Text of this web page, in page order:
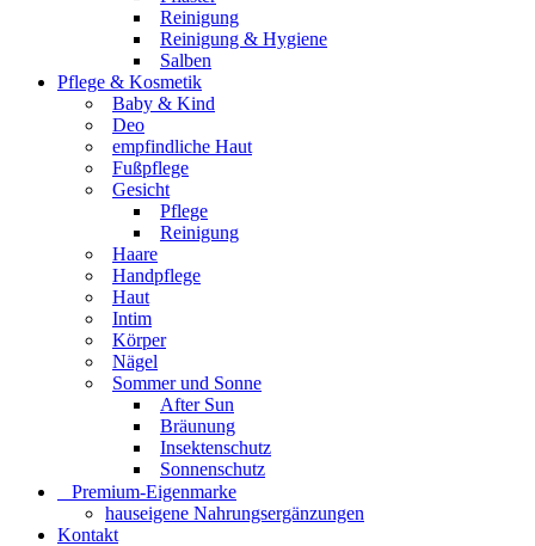
Reinigung
Reinigung & Hygiene
Salben
Pflege & Kosmetik
Baby & Kind
Deo
empfindliche Haut
Fußpflege
Gesicht
Pflege
Reinigung
Haare
Handpflege
Haut
Intim
Körper
Nägel
Sommer und Sonne
After Sun
Bräunung
Insektenschutz
Sonnenschutz
⠀​Premium-Eigenmarke
hauseigene Nahrungsergänzungen
Kontakt